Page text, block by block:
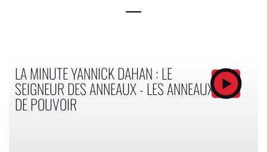
LA MINUTE YANNICK DAHAN : LE
SEIGNEUR DES ANNEAUX - LES ANNEAUX
DE POUVOIR